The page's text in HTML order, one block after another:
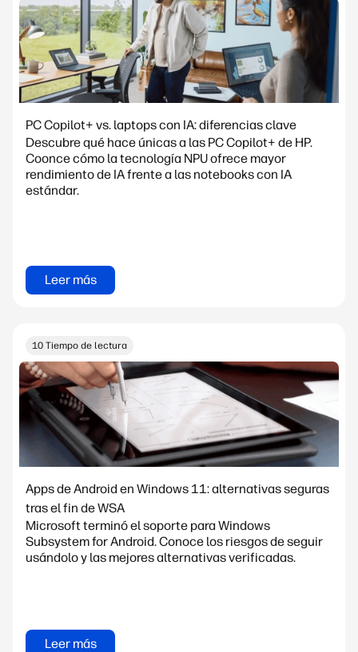
PC Copilot+ vs. laptops con IA: diferencias clave
Descubre qué hace únicas a las PC Copilot+ de HP.
Coonce cómo la tecnología NPU ofrece mayor
rendimiento de IA frente a las notebooks con IA
estándar.
Leer más
10 Tiempo de lectura
Apps de Android en Windows 11: alternativas seguras
tras el fin de WSA
Microsoft terminó el soporte para Windows
Subsystem for Android. Conoce los riesgos de seguir
usándolo y las mejores alternativas verificadas.
Leer más